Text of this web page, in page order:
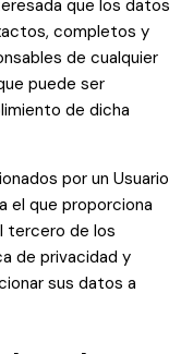
que los datos
completos y
de cualquier
puede ser
de dicha
por un Usuario
el que proporciona
tercero de los
de privacidad y
sus datos a